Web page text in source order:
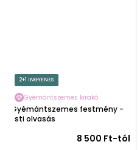
2+1 INGYENES
Gyémántszemes kirakó
Gyémántszemes festmény -
Esti olvasás
8 500 Ft-tól